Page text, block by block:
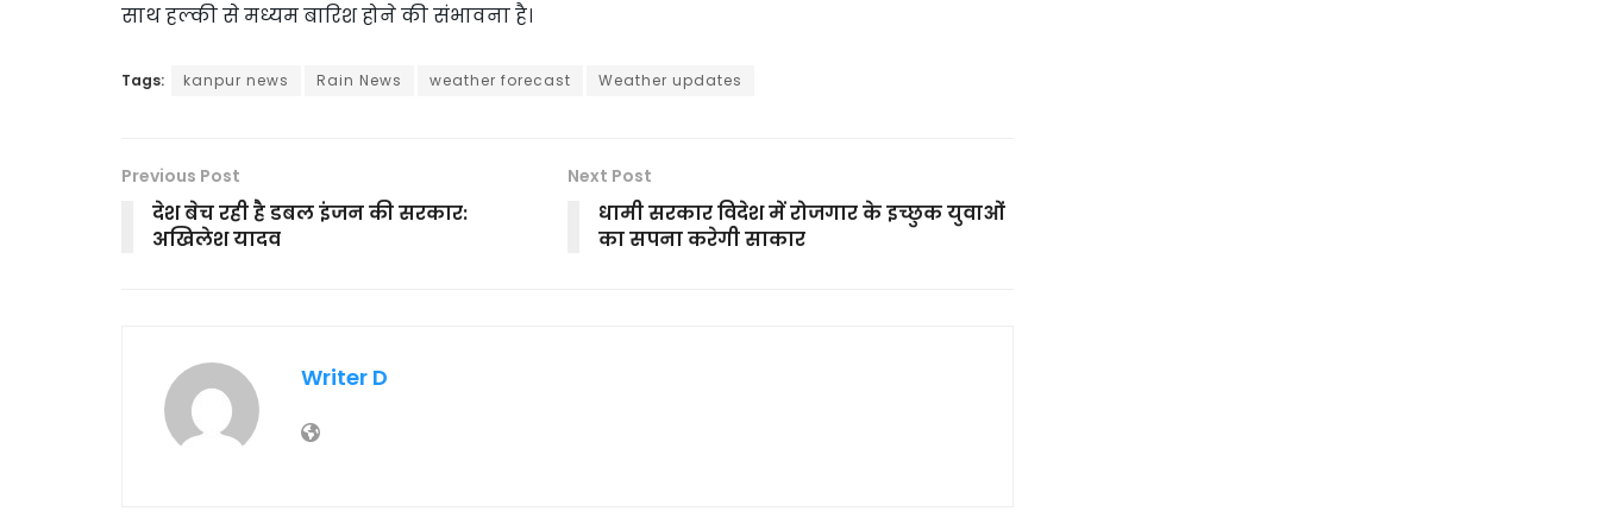
साथ हल्की से मध्यम बारिश होने की संभावना है।
Tags: kanpur news Rain News weather forecast Weather updates
Previous Post
देश बेच रही है डबल इंजन की सरकार:
अखिलेश यादव
Next Post
धामी सरकार विदेश में रोजगार के इच्छुक युवाओं
का सपना करेगी साकार
Writer D